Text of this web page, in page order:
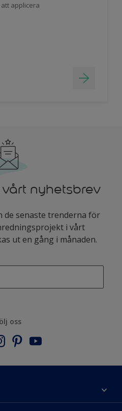
att applicera
nyhetsbrev
de senaste trenderna för
i vårt
ut en gång i månaden.
oss